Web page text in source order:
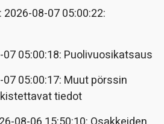
: 2026-08-07 05:00:22:
07 05:00:18: Puolivuosikatsaus
07 05:00:17: Muut pörssin
tiedot